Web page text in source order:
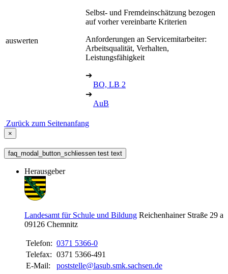
auswerten
Selbst- und Fremdeinschätzung bezogen
auf vorher vereinbarte Kriterien
Anforderungen an Servicemitarbeiter:
Arbeitsqualität, Verhalten,
Leistungsfähigkeit
➔
BO, LB 2
➔
AuB
Zurück zum Seitenanfang
×
faq_modal_button_schliessen test text
Herausgeber
Landesamt für Schule und Bildung Reichenhainer Straße 29 a
09126 Chemnitz
Telefon: 0371 5366-0
Telefax: 0371 5366-491
E-Mail:
poststelle@lasub.smk.sachsen.de